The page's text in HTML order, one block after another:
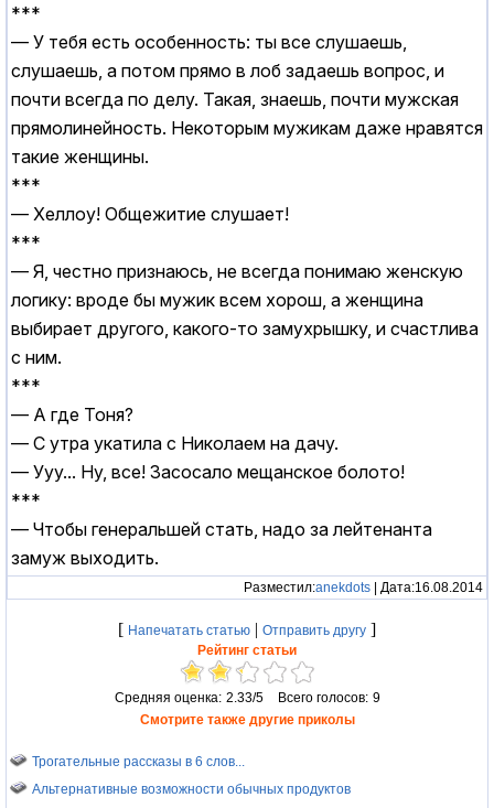
***
— У тебя есть особенность: ты все слушаешь,
слушаешь, а потом прямо в лоб задаешь вопрос, и
почти всегда по делу. Такая, знаешь, почти мужская
прямолинейность. Некоторым мужикам даже нравятся
такие женщины.
***
— Хеллоу! Общежитие слушает!
***
— Я, честно признаюсь, не всегда понимаю женскую
логику: вроде бы мужик всем хорош, а женщина
выбирает другого, какого-то замухрышку, и счастлива
с ним.
***
— А где Тоня?
— С утра укатила с Николаем на дачу.
— Ууу... Ну, все! Засосало мещанское болото!
***
— Чтобы генеральшей стать, надо за лейтенанта
замуж выходить.
Разместил:anekdots | Дата:16.08.2014
[ Напечатать статью | Отправить другу ]
Рейтинг статьи
Средняя оценка: 2.33/5 Всего голосов: 9
Смотрите также другие приколы
Трогательные рассказы в 6 слов...
Альтернативные возможности обычных продуктов